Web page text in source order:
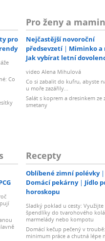
pro
Co
Pro ženy a
Nejčastější novoroční
předsevzetí
Miminko a
Jak vybírat letní
video Alena Mihulová
Co si zabalit do kufru, abyste
u moře zazářily...
Salát s koprem a dresinkem ze
smetany
Recepty
Oblíbené zimní polévky
Domácí pekárny
Jídlo
horoskopu
Sladký poklad u cesty:
špendlíky do tvarohového
marmelády nebo kompotu
Domácí kečup pečený v
minimum práce a chutná lépe